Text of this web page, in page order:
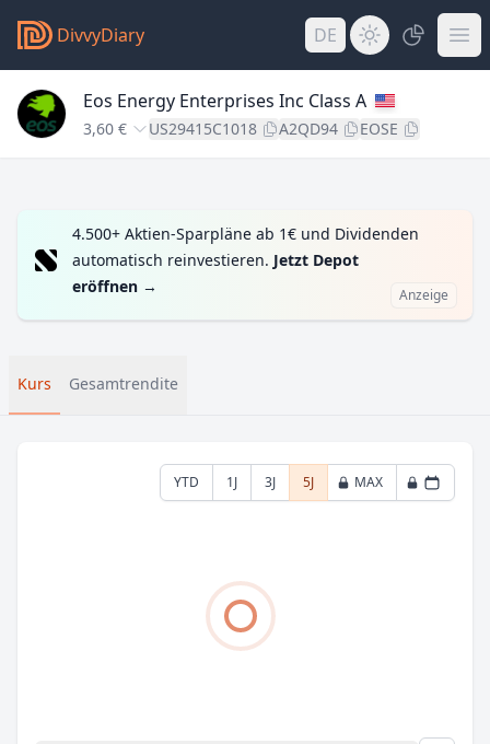
DivvyDiary DE
Eos Energy Enterprises Inc Class A
3,60 € US29415C1018 A2QD94 EOSE
4.500+ Aktien-Sparpläne ab 1€ und Dividenden
automatisch reinvestieren. Jetzt Depot
eröffnen → Anzeige
Kurs Gesamtrendite
YTD 1J 3J 5J MAX